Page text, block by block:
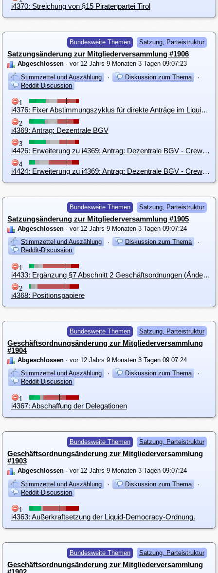
i4370: Streichung von §15 Piratenpartei Tirol
Bundesweite Themen Satzung, Parteistruktur
Satzungsänderung zur Mitgliederversammlung #1906
Abgeschlossen · vor 12 Jahrs 9 Monaten 3 Tagen 09:07:23
Stimmzettel und Auszählung
· Diskussion zum Thema
·
Reddit-Discussion
1
i4376: Fixer Abstimmungszyklus für direkte Anträge im Liquid - Schritt Richtung dezentrale MV
2
i4369: Antrag: Dezentrale BGV
3
i4426: Erweiterung zu i4369: Antrag: Dezentrale BGV - Crews und LO gleichberechtigt
4
i4424: Erweiterung zu i4369: Antrag: Dezentrale BGV - Crews und LO gleichberechtigt
Bundesweite Themen Satzung, Parteistruktur
Satzungsänderung zur Mitgliederversammlung #1905
Abgeschlossen · vor 12 Jahrs 9 Monaten 3 Tagen 09:07:24
Stimmzettel und Auszählung
· Diskussion zum Thema
·
Reddit-Discussion
1
i4433: Ergänzung §7 Abschnitt 2 Geschäftsordnungen (Änderung LDO nur BGV, BGV nur BGV und LDO)
2
i4368: Positionspapiere
Bundesweite Themen Satzung, Parteistruktur
Geschäftsordnungsänderung zur Mitgliederversammlung
#1904
Abgeschlossen · vor 12 Jahrs 9 Monaten 3 Tagen 09:07:24
Stimmzettel und Auszählung
· Diskussion zum Thema
·
Reddit-Discussion
1
i4367: Abschaffung der Delegationen
Bundesweite Themen Satzung, Parteistruktur
Geschäftsordnungsänderung zur Mitgliederversammlung
#1903
Abgeschlossen · vor 12 Jahrs 9 Monaten 3 Tagen 09:07:24
Stimmzettel und Auszählung
· Diskussion zum Thema
·
Reddit-Discussion
1
i4363: Außerkraftsetzung der Liquid-Democracy-Ordnung.
Bundesweite Themen Satzung, Parteistruktur
Geschäftsordnungsänderung zur Mitgliederversammlung